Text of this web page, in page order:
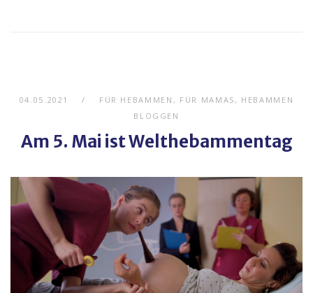
04.05.2021 FÜR HEBAMMEN , FÜR MAMAS , HEBAMMEN
BLOGGEN
Am 5. Mai ist Welthebammentag